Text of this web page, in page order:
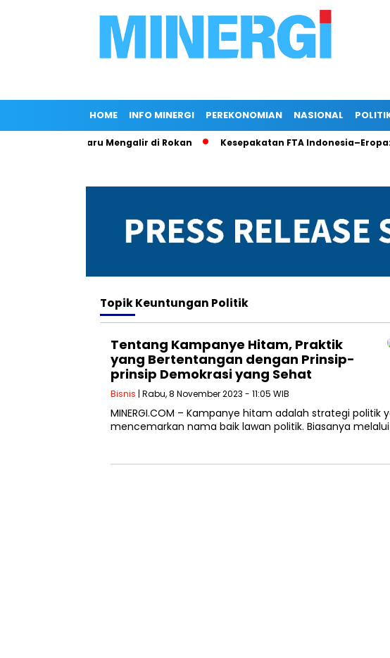
HOME INFO MINERGI PEREKONOMIAN NASIONAL
70 Sumur Baru Mengalir di Rokan Kesepakatan FTA Indonesia–Eropa:
TopikKeuntungan Politik
Tentang Kampanye Hitam, Praktik
yang Bertentangan dengan Prinsip-
prinsip Demokrasi yang Sehat
Bisnis | Rabu, 8 November 2023 - 11:05 WIB
MINERGI.COM – Kampanye hitam adalah strategi
mencemarkan nama baik lawan politik. Biasanya